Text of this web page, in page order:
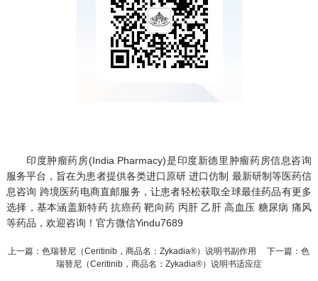
印度肿瘤药房(India Pharmacy)是印度新德里肿瘤药房信息咨询
服务平台，旨在为患者提供各类进口原研 进口仿制 最新研制等医药信
息咨询 跨境医药电商直邮服务，让患者轻松获取全球最佳药品有更多
选择，基本涵盖新特药 抗癌药 靶向药 丙肝 乙肝 高血压 糖尿病 痛风
等药品，欢迎咨询！官方微信Yindu7689
上一篇：色瑞替尼（Ceritinib，商品名：Zykadia®）说明书副作用 下一篇：色
瑞替尼（Ceritinib，商品名：Zykadia®）说明书适应症